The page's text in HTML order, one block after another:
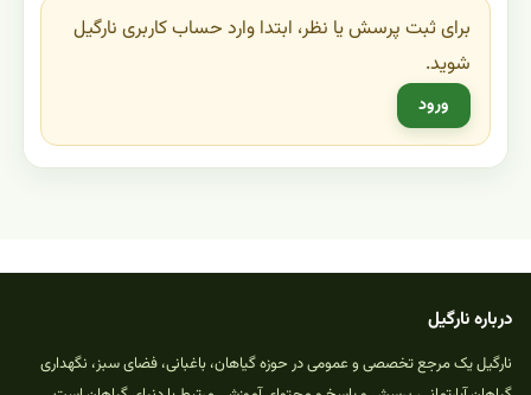
برای ثبت پرسش یا نظر، ابتدا وارد حساب کاربری نارگیل
شوید.
ورود
درباره نارگیل
نارگیل یک مرجع تخصصی و عمومی در حوزه گیاهان، باغبانی، فضای سبز، نگهداری